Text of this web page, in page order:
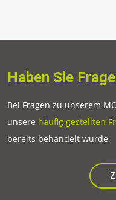
Haben Sie
Bei Fragen zu unserem
unsere häufig gestellten
bereits behandelt wurde.